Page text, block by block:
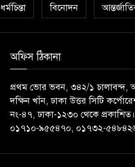
ধর্মচিন্তা বিনোদন
অফিস ঠিকানা
প্রথম ভোর ভবন, ৩৪২/১
দক্ষিন খাঁন, ঢাকা উত্তর সিটি
নং-৪৭, ঢাকা-১২৩০ থেকে
০১৭১০-৯৫৫৪৭০, ০১৭৩২-